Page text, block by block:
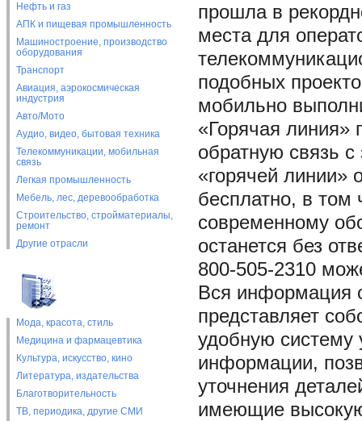
Нефть и газ
АПК и пищевая промышленность
Машиностроение, производство
оборудования
Транспорт
Авиация, аэрокосмическая
индустрия
Авто/Мото
Аудио, видео, бытовая техника
Телекоммуникации, мобильная
связь
Легкая промышленность
Мебель, лес, деревообработка
Строительство, стройматериалы,
ремонт
Другие отрасли
Мода, красота, стиль
Медицина и фармацевтика
Культура, искусство, кино
Литература, издательства
Благотворительность
ТВ, периодика, другие СМИ
прошла в
места для
подобных
мобильно
«Горячая линия»
обратную связь
«горячей линии»
бесплатно, в том
современному
останется без
800-505-2310
Вся информация
представляет
удобную систему
информации,
уточнения
имеющие